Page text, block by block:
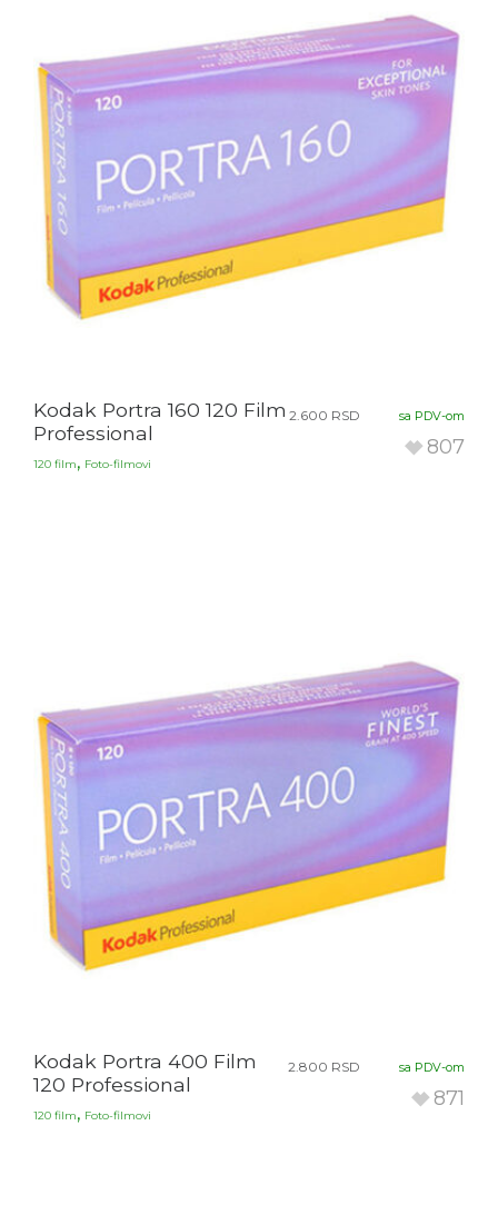
Kodak Portra 160 120 Film
Professional
120 film, Foto-filmovi
2.600 RSD sa PDV-om
807
Kodak Portra 400 Film
120 Professional
120 film, Foto-filmovi
2.800 RSD sa PDV-om
871